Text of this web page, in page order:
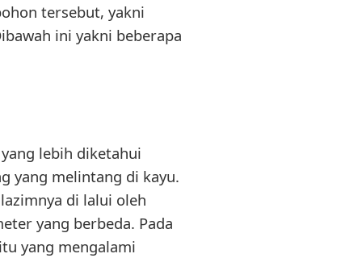
tersebut, yakni
ini yakni beberapa
lebih diketahui
yang melintang di kayu.
di lalui oleh
yang berbeda. Pada
yang mengalami